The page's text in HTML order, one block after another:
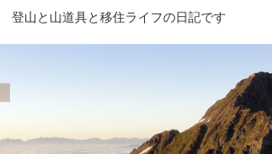
登山と山道具と移住ライフの日記です